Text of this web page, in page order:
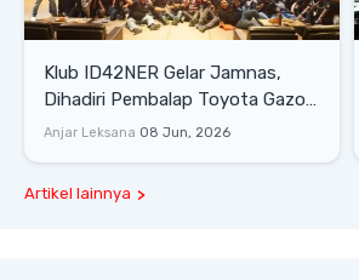
Klub ID42NER Gelar Jamnas,
Dihadiri Pembalap Toyota Gazoo
Racing
Anjar Leksana 08 Jun, 2026
Artikel lainnya